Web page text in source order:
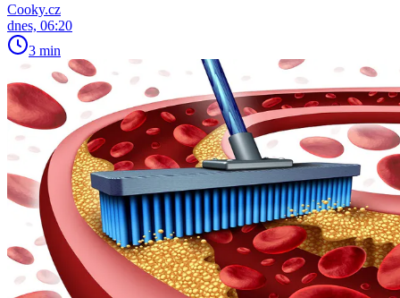
Cooky.cz
dnes, 06:20
3 min